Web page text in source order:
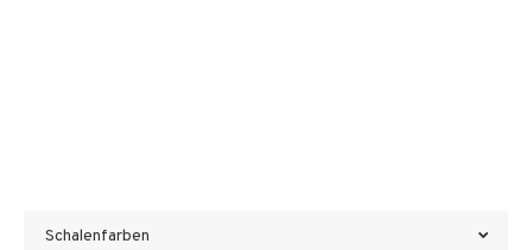
Schalenfarben